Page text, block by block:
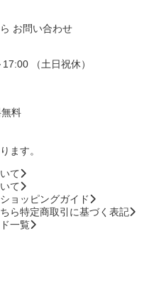
お問い合わせ
（土日祝休）
料
ます。
て
て
ショッピングガイド
特定商取引に基づく表記
一覧